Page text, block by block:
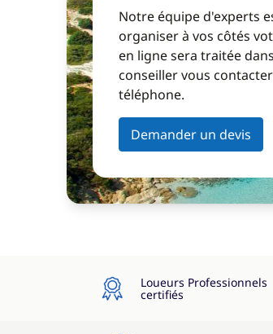
Notre équipe d'experts
organiser à vos côtés
en ligne sera traitée
conseiller vous
téléphone.
Demander un devis
Loueurs Professionnels
certifiés